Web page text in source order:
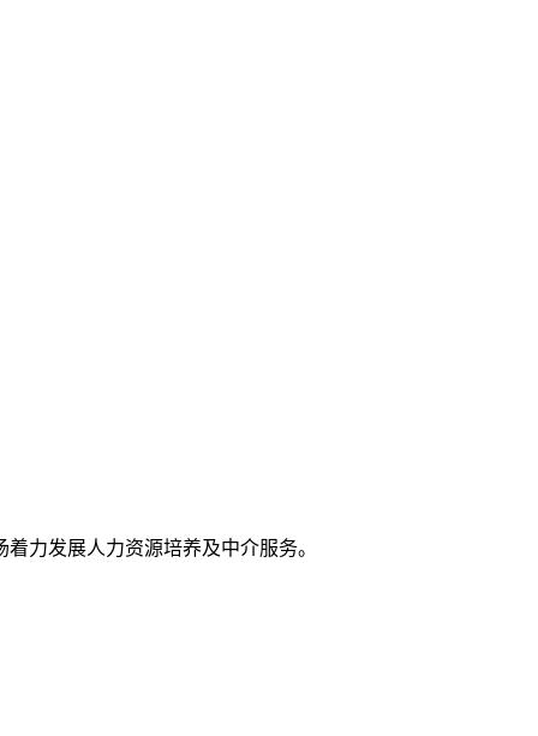
力发展人力资源培养及中介服务。